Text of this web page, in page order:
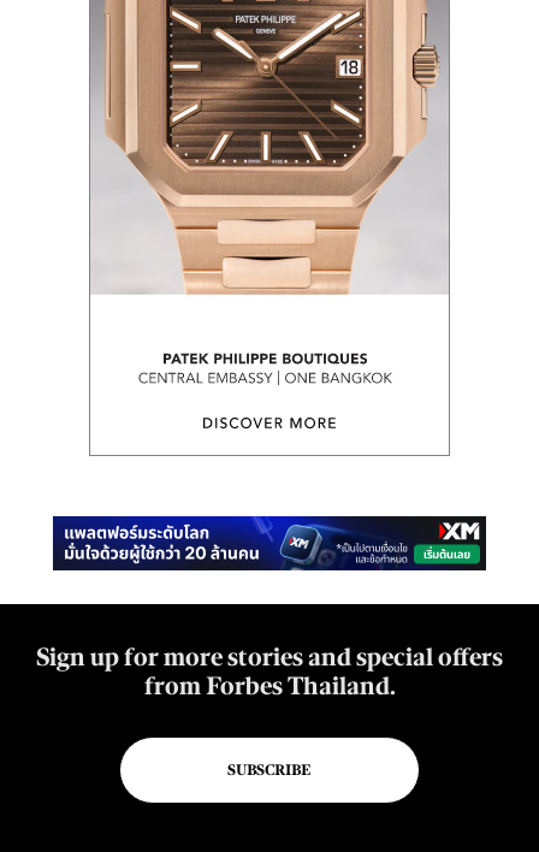
Sign up for more stories and special offers
from Forbes Thailand.
SUBSCRIBE